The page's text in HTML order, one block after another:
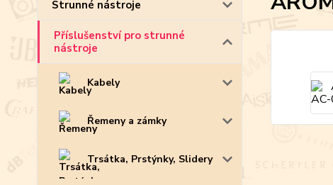
Strunné nástroje
Příslušenství pro strunné
nástroje
Kabely
Řemeny a zámky
Trsátka, Prstýnky, Slidery